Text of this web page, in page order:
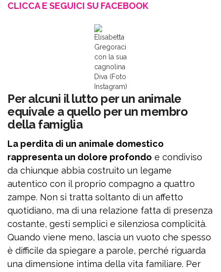
CLICCA E SEGUICI SU FACEBOOK
Elisabetta
Gregoraci
con la sua
cagnolina
Diva (Foto
Instagram)
Per alcuni il lutto per un animale
equivale a quello per un membro
della famiglia
La perdita di un animale domestico
rappresenta un dolore profondo e condiviso
da chiunque abbia costruito un legame
autentico con il proprio compagno a quattro
zampe. Non si tratta soltanto di un affetto
quotidiano, ma di una relazione fatta di presenza
costante, gesti semplici e silenziosa complicità.
Quando viene meno, lascia un vuoto che spesso
è difficile da spiegare a parole, perché riguarda
una dimensione intima della vita familiare. Per